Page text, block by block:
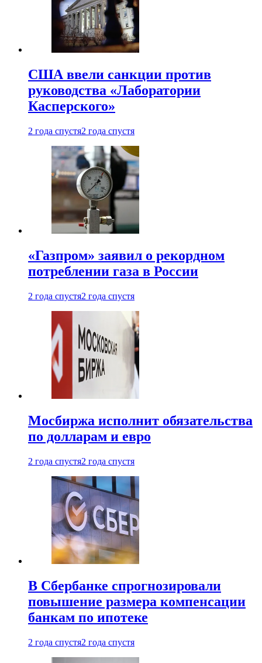
США ввели санкции против
руководства «Лаборатории
Касперского»
2 года спустя2 года спустя
«Газпром» заявил о рекордном
потреблении газа в России
2 года спустя2 года спустя
Мосбиржа исполнит обязательства
по долларам и евро
2 года спустя2 года спустя
В Сбербанке спрогнозировали
повышение размера компенсации
банкам по ипотеке
2 года спустя2 года спустя